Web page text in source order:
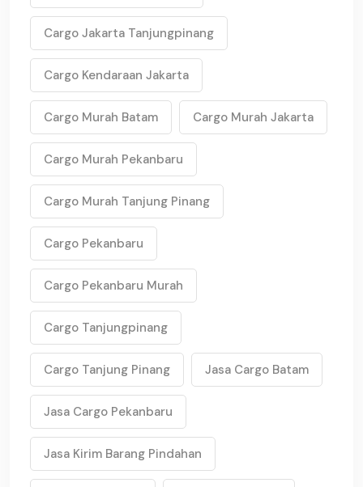
Cargo Jakarta Tanjungpinang
Cargo Kendaraan Jakarta
Cargo Murah Batam Cargo Murah Jakarta
Cargo Murah Pekanbaru
Cargo Murah Tanjung Pinang
Cargo Pekanbaru
Cargo Pekanbaru Murah
Cargo Tanjungpinang
Cargo Tanjung Pinang Jasa Cargo Batam
Jasa Cargo Pekanbaru
Jasa Kirim Barang Pindahan